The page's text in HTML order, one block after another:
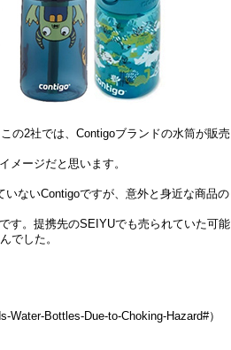
の2社では、Contigoブランドの水筒が販売
メージだと思います。
ないContigoですが、意外と身近な商品の
す。提携先のSEIYUでも売られていた可能
でした。
Bottles-Due-to-Choking-Hazard#）